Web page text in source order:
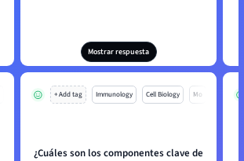
Mostrar respuesta
+ Add tag Immunology Cell Biology Mo
¿Cuáles son los componentes clave de